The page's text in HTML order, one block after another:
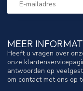
MEER
Heeft u vragen over
onze
antwoorden op
om contact met ons op